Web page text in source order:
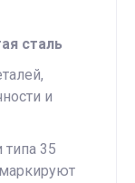
сталь
и
типа 35